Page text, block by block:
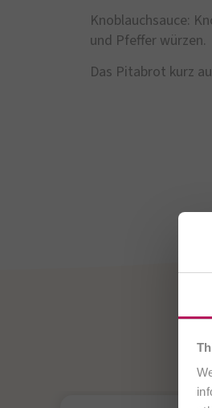
Knoblauchsauce:
und Pfeffer würzen.
Das Pitabrot kurz